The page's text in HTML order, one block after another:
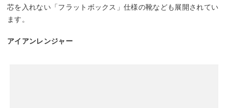
芯を入れない「フラットボックス」仕様の靴なども展開されてい
ます。
アイアンレンジャー